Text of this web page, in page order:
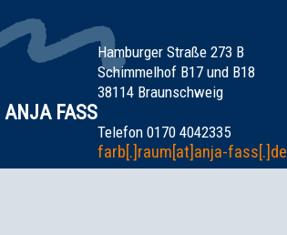
Hamburger Straße 273 B
Schimmelhof B17 und B18
38114 Braunschweig
Telefon 0170 4042335
farb[.]raum[at]anja-fass[.]de
ANJA FASS